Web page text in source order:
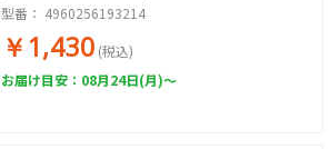
型番： 4960256193214
￥1,430 (税込)
お届け目安：08月24日(月)～